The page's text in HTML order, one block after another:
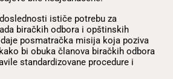
ističe potrebu za
biračkih odbora i opštinskih
posmatračka misija koja poziva
bi obuka članova biračkih odbora
standardizovane procedure i